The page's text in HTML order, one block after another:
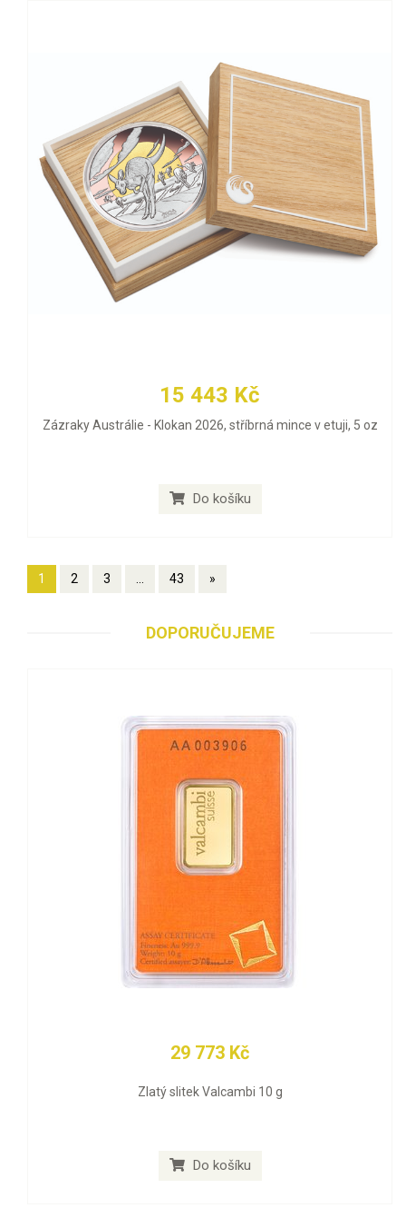
15 443 Kč
Zázraky Austrálie - Klokan 2026, stříbrná mince v etuji, 5 oz
Do košíku
1 2 3 ... 43 »
DOPORUČUJEME
29 773 Kč
Zlatý slitek Valcambi 10 g
Do košíku